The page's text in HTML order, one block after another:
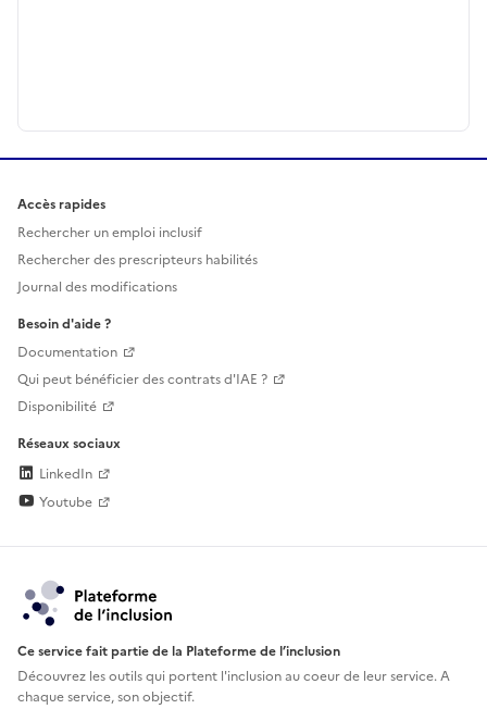
Accès rapides
Rechercher un emploi inclusif
Rechercher des prescripteurs habilités
Journal des modifications
Besoin d'aide ?
Documentation
Qui peut bénéficier des contrats d'IAE ?
Disponibilité
Réseaux sociaux
LinkedIn
Youtube
Ce service fait partie de la Plateforme de l’inclusion
Découvrez les outils qui portent l'inclusion aucoeur de leur service. A
chaque service, son objectif.